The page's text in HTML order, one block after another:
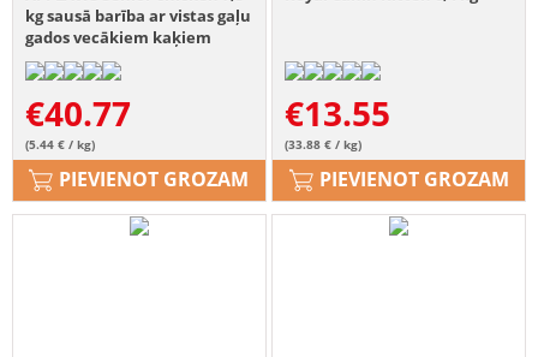
kg sausā barība ar vistas gaļu
gados vecākiem kaķiem
€40.77
(5.44 € / kg)
PIEVIENOT GROZAM
€13.55
(33.88 € / kg)
PIEVIENOT GROZAM